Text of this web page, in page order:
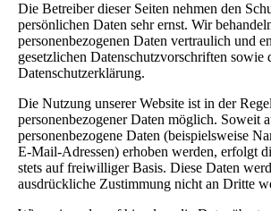
Die Betreiber dieser Seiten nehmen den
persönlichen Daten sehr ernst. Wir
personenbezogenen Daten vertraulich und
gesetzlichen Datenschutzvorschriften sowie
Datenschutzerklärung.
Die Nutzung unserer Website ist in der
personenbezogener Daten möglich. Soweit
personenbezogene Daten (beispielsweise
E-Mail-Adressen) erhoben werden, erfolgt
stets auf freiwilliger Basis. Diese Daten
ausdrückliche Zustimmung nicht an Dritte